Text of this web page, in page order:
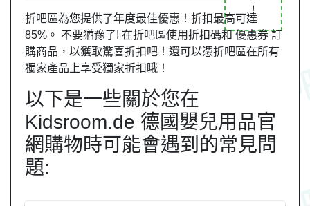
！
折吧區為您提供了年度最佳優惠！折扣最高可達
85%。 不要猶豫了! 在折吧區使用折扣碼和 優惠券 訂
購商品，以獲取驚喜折扣吧！還可以憑折吧區在所有
獨家產品上享受獨家折扣哦！
以下是一些關於您在
Kidsroom.de 德國嬰兒用品官
網購物時可能會遇到的常見問
題: